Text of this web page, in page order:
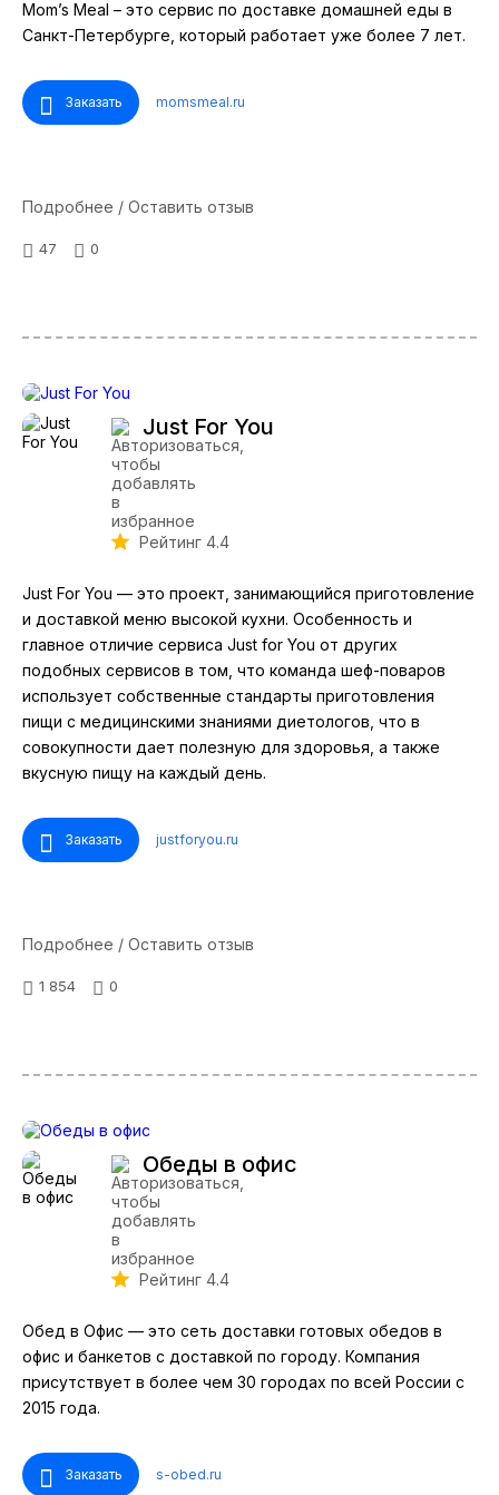
Mom’s Meal – это сервис по доставке домашней еды в
Санкт-Петербурге, который работает уже более 7 лет.
Заказать momsmeal.ru
Подробнее / Оставить отзыв
47 0
Just For You
Рейтинг 4.4
Just For You — это проект, занимающийся приготовление
и доставкой меню высокой кухни. Особенность и
главное отличие сервиса Just for You от других
подобных сервисов в том, что команда шеф-поваров
использует собственные стандарты приготовления
пищи с медицинскими знаниями диетологов, что в
совокупности дает полезную для здоровья, а также
вкусную пищу на каждый день.
Заказать justforyou.ru
Подробнее / Оставить отзыв
1 854 0
Обеды в офис
Рейтинг 4.4
Обед в Офис — это сеть доставки готовых обедов в
офис и банкетов с доставкой по городу. Компания
присутствует в более чем 30 городах по всей России с
2015 года.
Заказать s-obed.ru